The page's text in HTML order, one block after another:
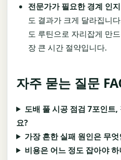
전문가가 필요한 경계 인지
도 결과가 크게 달라집니
도 루틴으로 자리잡게 만
장 큰 시간 절약입니다.
자주 묻는 질문
도배 풀 시공 점검 7포인트
요?
가장 흔한 실패 원인은 무
비용은 어느 정도 잡아야